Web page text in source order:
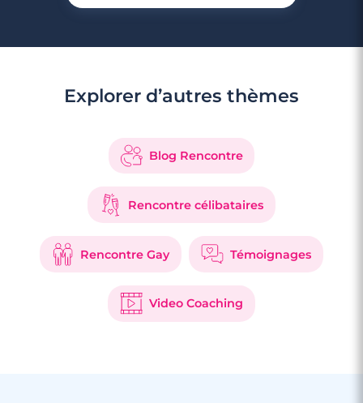
3 minutes
Explorer d’autres thèmes
Blog Rencontre
Rencontre célibataires
Rencontre Gay Témoignages
Video Coaching